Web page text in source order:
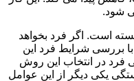
شود.
است. اگر فرد بخواهد
با بررسی شرایط فرد این
فرد در انتخاب این روش
یکی دیگر از این عوامل